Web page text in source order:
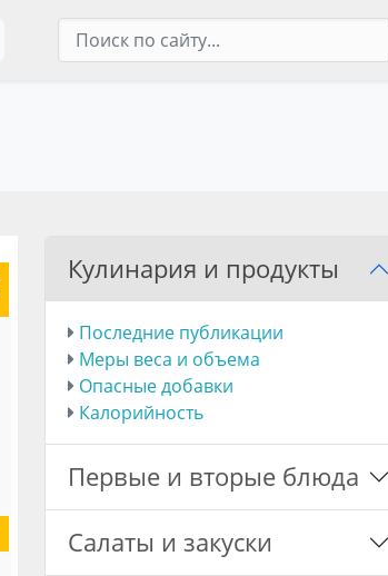
Кулинария и продукты
Последние публикации
Меры веса и объема
Опасные добавки
Калорийность
Первые и вторые блюда
Салаты и закуски